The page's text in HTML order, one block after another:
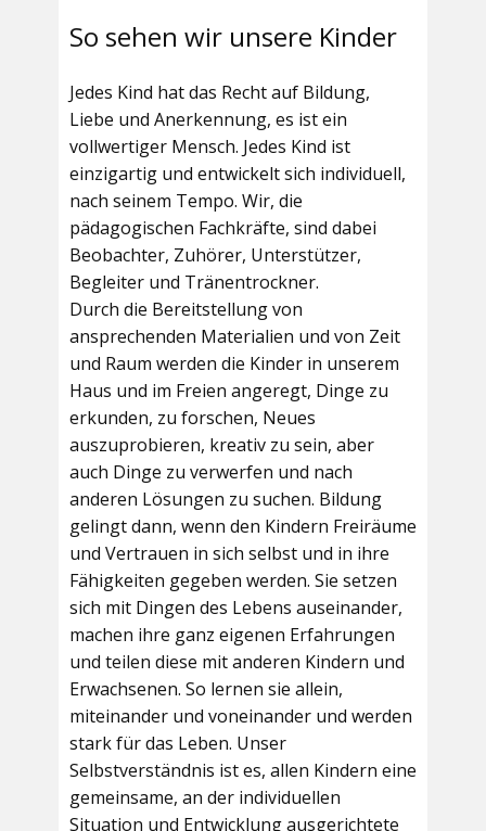
So sehen wir unsere Kinder
Jedes Kind hat das Recht auf Bildung,
Liebe und Anerkennung, es ist ein
vollwertiger Mensch. Jedes Kind ist
einzigartig und entwickelt sich individuell,
nach seinem Tempo. Wir, die
pädagogischen Fachkräfte, sind dabei
Beobachter, Zuhörer, Unterstützer,
Begleiter und Tränentrockner.
Durch die Bereitstellung von
ansprechenden Materialien und von Zeit
und Raum werden die Kinder in unserem
Haus und im Freien angeregt, Dinge zu
erkunden, zu forschen, Neues
auszuprobieren, kreativ zu sein, aber
auch Dinge zu verwerfen und nach
anderen Lösungen zu suchen. Bildung
gelingt dann, wenn den Kindern Freiräume
und Vertrauen in sich selbst und in ihre
Fähigkeiten gegeben werden. Sie setzen
sich mit Dingen des Lebens auseinander,
machen ihre ganz eigenen Erfahrungen
und teilen diese mit anderen Kindern und
Erwachsenen. So lernen sie allein,
miteinander und voneinander und werden
stark für das Leben. Unser
Selbstverständnis ist es, allen Kindern eine
gemeinsame, an der individuellen
Situation und Entwicklung ausgerichtete